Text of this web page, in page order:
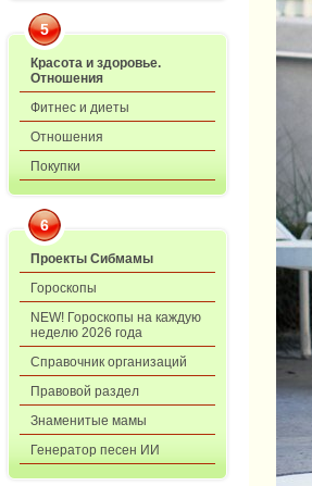
5
Красота и здоровье.
Отношения
Фитнес и диеты
Отношения
Покупки
6
Проекты Сибмамы
Гороскопы
NEW! Гороскопы на каждую
неделю 2026 года
Справочник организаций
Правовой раздел
Знаменитые мамы
Генератор песен ИИ